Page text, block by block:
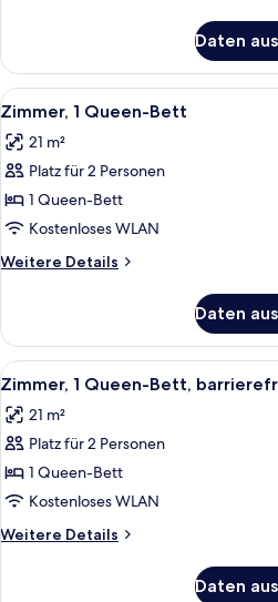
Queen
Room
Daten
Alle
Fotos
für
Zimmer,
1
Queen-
Bett
anzeigen
3
Zimmer, 1 Queen-Bett
21 m²
Platz für 2 Personen
1 Queen-Bett
Kostenloses WLAN
Weitere Details
Weitere
1
Queen-
Bett
Daten
Alle
Fotos
für
Zimmer,
1
Queen-
Bett,
barrierefrei
3
Zimmer, 1 Queen-Bett,
21 m²
Platz für 2 Personen
1 Queen-Bett
Kostenloses WLAN
Weitere Details
Weitere
Daten